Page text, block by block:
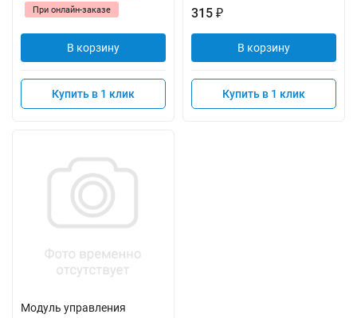
При онлайн-заказе
В корзину
Купить в 1 клик
315 ₽
В корзину
Купить в 1 клик
Модуль управления